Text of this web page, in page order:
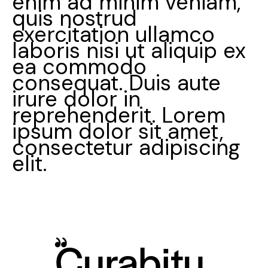
quis nostrud
exercitation ullamco
laboris nisi ut aliquip ex
ea commodo
consequat. Duis aute
irure dolor in
reprehenderit. Lorem
ipsum dolor sit amet,
consectetur adipiscing
elit.